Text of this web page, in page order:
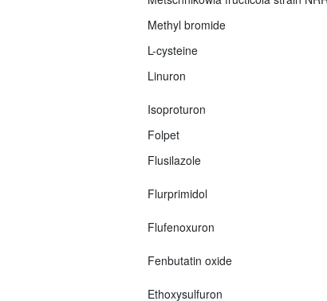
Methyl bromide
L-cysteine
Linuron
Isoproturon
Folpet
Flusilazole
Flurprimidol
Flufenoxuron
Fenbutatin oxide
Ethoxysulfuron